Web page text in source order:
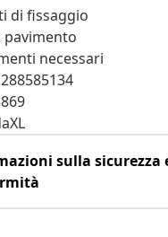
di fissaggio
pavimento
necessari
sulla sicurezza